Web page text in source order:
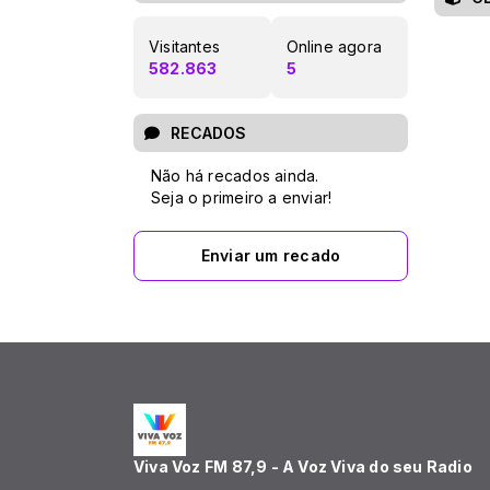
Visitantes
582.863
Online agora
5
RECADOS
Não há recados ainda.
Seja o primeiro a enviar!
Enviar um recado
Viva Voz FM 87,9 - A Voz Viva do seu Radio